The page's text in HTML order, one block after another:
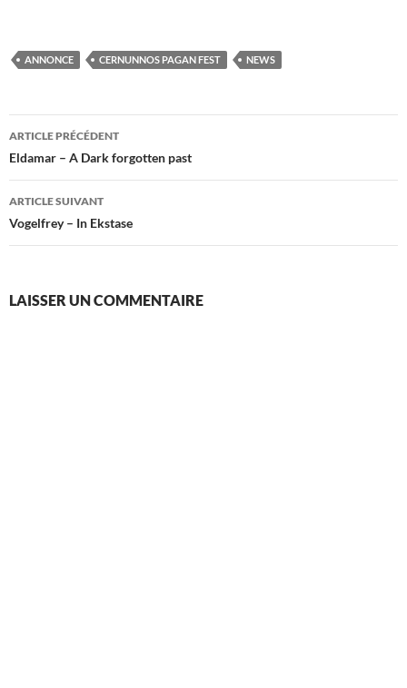
ANNONCE CERNUNNOS PAGAN FEST NEWS
Navigation
des
articles
ARTICLE PRÉCÉDENT
Eldamar – A Dark forgotten past
ARTICLE SUIVANT
Vogelfrey – In Ekstase
LAISSER UN COMMENTAIRE